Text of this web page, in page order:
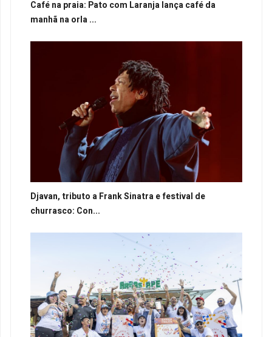
Café na praia: Pato com Laranja lança café da
manhã na orla ...
Djavan, tributo a Frank Sinatra e festival de
churrasco: Con...